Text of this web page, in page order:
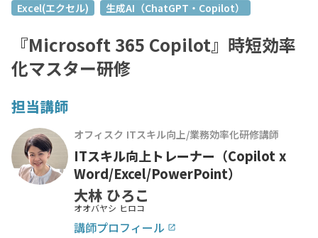
Excel(エクセル)
生成AI（ChatGPT・Copilot）
『Microsoft 365 Copilot』時短効率
化マスター研修
担当講師
オフィスク ITスキル向上/業務効率化研修講師
ITスキル向上トレーナー（Copilot x
Word/Excel/PowerPoint）
大林 ひろこ
オオバヤシ ヒロコ
講師プロフィール launch